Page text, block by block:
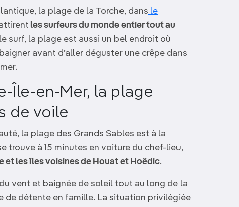
la plage de la Torche, dans le
les surfeurs du monde entier tout au
surf, la plage est aussi un bel endroit où
avant d’aller déguster une crêpe dans
Île-en-Mer, la plage
de voile
la plage des Grands Sables est à la
trouve à 15 minutes en voiture du chef-lieu,
et les îles voisines de Houat et Hoëdic.
vent et baignée de soleil tout au long de la
de détente en famille. La situation privilégiée